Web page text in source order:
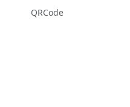
QRCode